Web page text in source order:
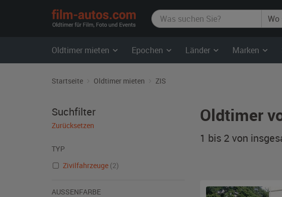
film-
autos.com
Oldtimer mieten Epochen Länder Marken
Startseite Oldtimer mieten ZIS
Oldtimer
1 bis 2 von
Suchfilter
Zurücksetzen
TYP
Zivilfahrzeuge (2)
AUSSENFARBE